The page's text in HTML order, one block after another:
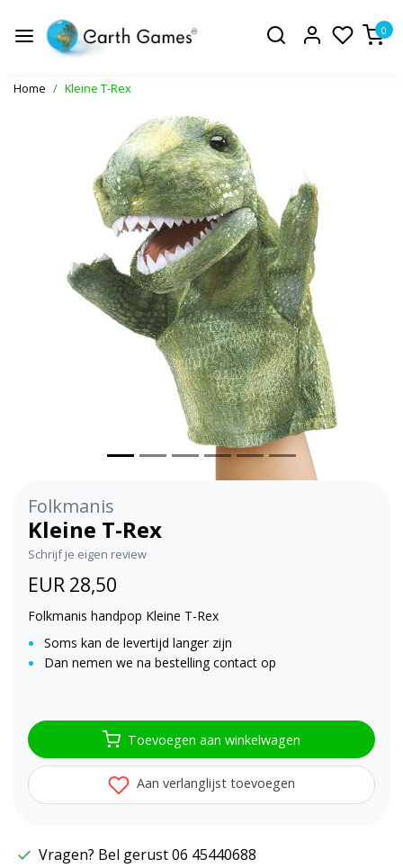
0
Home Kleine T-Rex
Vorige
Folkmanis
Kleine T-Rex
Schrijf je eigen review
EUR 28,50
Folkmanis handpop Kleine T-Rex
Soms kan de levertijd langer zijn
Dan nemen we na bestelling contact op
Toevoegen aan winkelwagen
Aan verlanglijst toevoegen
Vragen? Bel gerust 06 45440688